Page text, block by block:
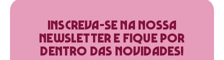
Inscreva-se na nossa
newsletter e fique por
dentro das novidades!​